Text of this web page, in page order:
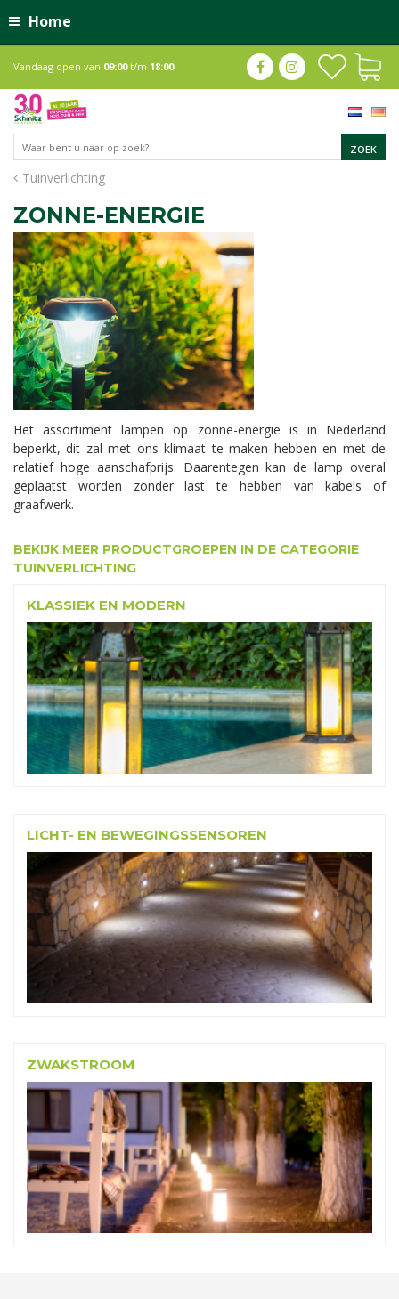
Home
Tuinverlichting
Vandaag open van 09:00t/m 18:00
ZONNE-ENERGIE
Het assortiment lampen op zonne-energie is in Nederland
beperkt, dit zal met ons klimaat te maken hebben en met de
relatief hoge aanschafprijs. Daarentegen kan de lamp overal
geplaatst worden zonder last te hebben van kabels of
graafwerk.
BEKIJK MEER PRODUCTGROEPEN IN DE CATEGORIE
TUINVERLICHTING
KLASSIEK EN MODERN
LICHT- EN BEWEGINGSSENSOREN
ZWAKSTROOM